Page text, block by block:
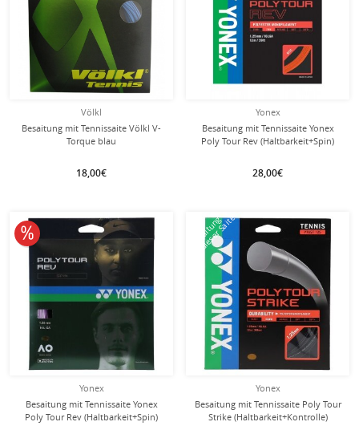
Völkl
Besaitung mit Tennissaite Völkl V-
Torque blau
18,00€
Yonex
Besaitung mit Tennissaite Yonex
Poly Tour Rev (Haltbarkeit+Spin)
28,00€
Yonex
Besaitung mit Tennissaite Yonex
Poly Tour Rev (Haltbarkeit+Spin)
10% reduziert
Yonex
Besaitung mit Tennissaite Poly Tour
Strike (Haltbarkeit+Kontrolle)
Besaitung
mit dieser Saite